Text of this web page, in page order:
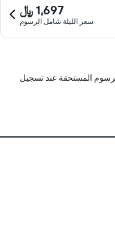
1,697 ﷼
سعر الليلة شامل الرسوم
المستحقة عند تسجيل